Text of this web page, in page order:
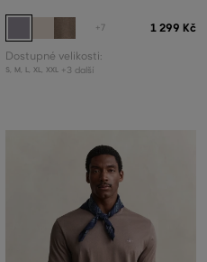
+7 1 299 Kč
Dostupné velikosti:
S, M L, XL, XXL +3 další